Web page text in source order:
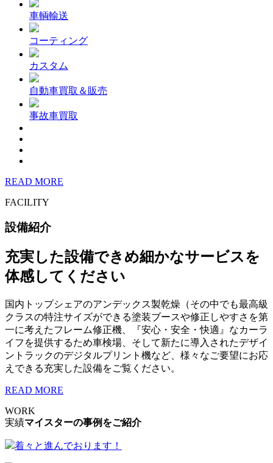
車輌輸送
コーティング
カスタム
自動車買取＆販売
事故車買取
READ MORE
FACILITY
設備紹介
充実した設備できめ細かなサービスを
体感してください
国内トップシェアのアンデックス製乾燥（その中でも最高級
クラスの特注サイズができる塗装ブースや修正しやすさを第
一に考えたフレーム修正機、『安心・安全・快適』なカーラ
イフを提供するため車検場、そして新たに導入されたデザイ
ントラックのデジタルプリント機など、様々なご要望にお応
えできる充実した設備をご覧ください。
READ MORE
WORK
実績マイスターの事例をご紹介
着々と進んでおります！